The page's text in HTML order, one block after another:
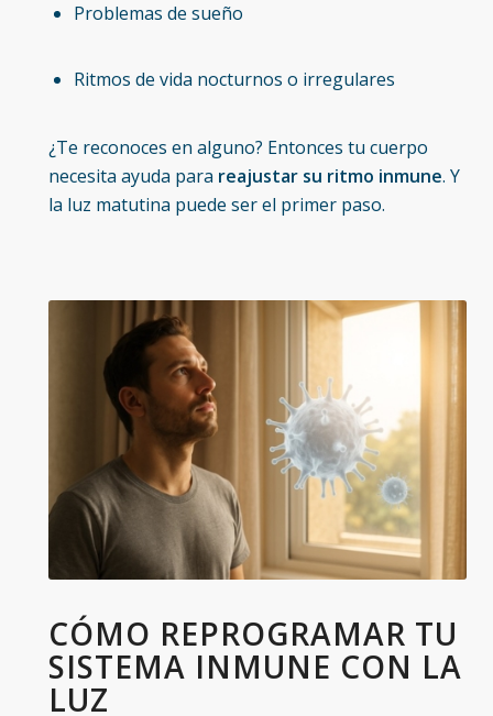
Problemas de sueño
Ritmos de vida nocturnos o irregulares
¿Te reconoces en alguno? Entonces tu cuerpo
necesita ayuda para reajustar su ritmo inmune. Y
la luz matutina puede ser el primer paso.
CÓMO REPROGRAMAR TU
SISTEMA INMUNE CON LA
LUZ